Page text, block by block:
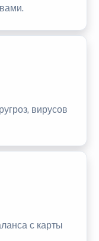
вирусов
с карты